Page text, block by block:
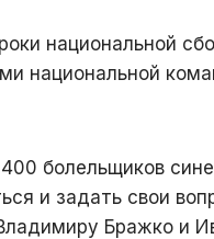
национальной
национальной
400 болельщиков
и задать свои
Бражко и